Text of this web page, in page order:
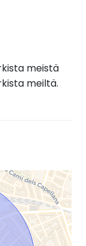
meistä
meiltä.